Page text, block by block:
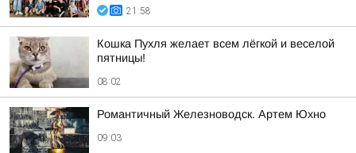
21:58
Кошка Пухля желает всем лёгкой и веселой
пятницы!
08:02
Романтичный Железноводск. Артем Юхно
09:03